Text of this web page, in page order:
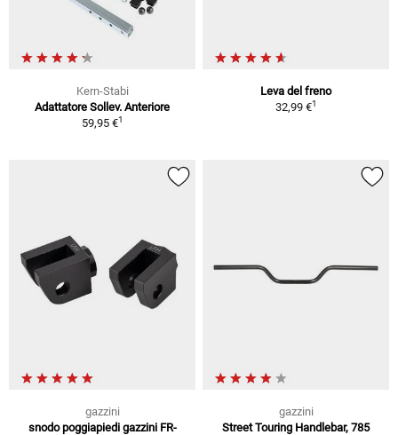
Kern-Stabi
Adattatore Sollev. Anteriore
59,95 €1
Leva del freno
32,99 €1
gazzini
snodo poggiapiedi gazzini FR-
gazzini
Street Touring Handlebar, 785